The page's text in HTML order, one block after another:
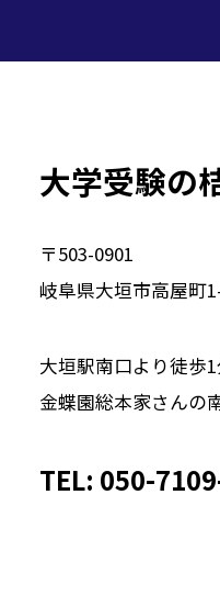
大学受験の
〒503-0901
岐阜県大垣市高屋町
大垣駅南口より徒歩
金蝶園総本家さんの
TEL: 050-